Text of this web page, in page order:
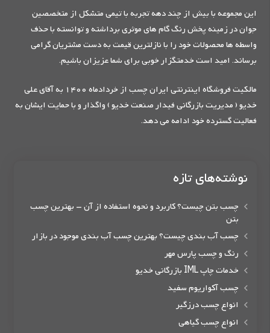
این مجموعه با بیش از چند دهه تجربه با تیمی متشکل از متخصصین
جوان در زمینه پخش رنگ گام های موثری برداشته و توانسته با حذف
واسطه ها محصولات خود را با نازلترین قیمت به دست مشتریان گرامی
برساند. امید است خدمتگزار خوبی برای شما عزیزان باشیم.
مالکیت فروشگاه اینترنتی ایران چسب از خردادماه 1400 به آقای علی
خدیو ( مدیریت بازرگانی فیدار صنعت خدیو ) واگذار و با حمایت ایشان به
فعالیت گسترده خود ادامه می دهد.
نوشته‌های تازه
چسب بتن چیست؟ کاربرد و نحوه استفاده از آن – بهترین چسب
بتن
چسب آب بندی چیست؟ بهترین چسب آب بندی موجود در بازار
رنگ و چسب پارس مهر
خدمات چاپ IML بازرگانی خدیو
چسب آکواریوم سفید
انواع چسب درزگیر
انواع چسب گیاهی